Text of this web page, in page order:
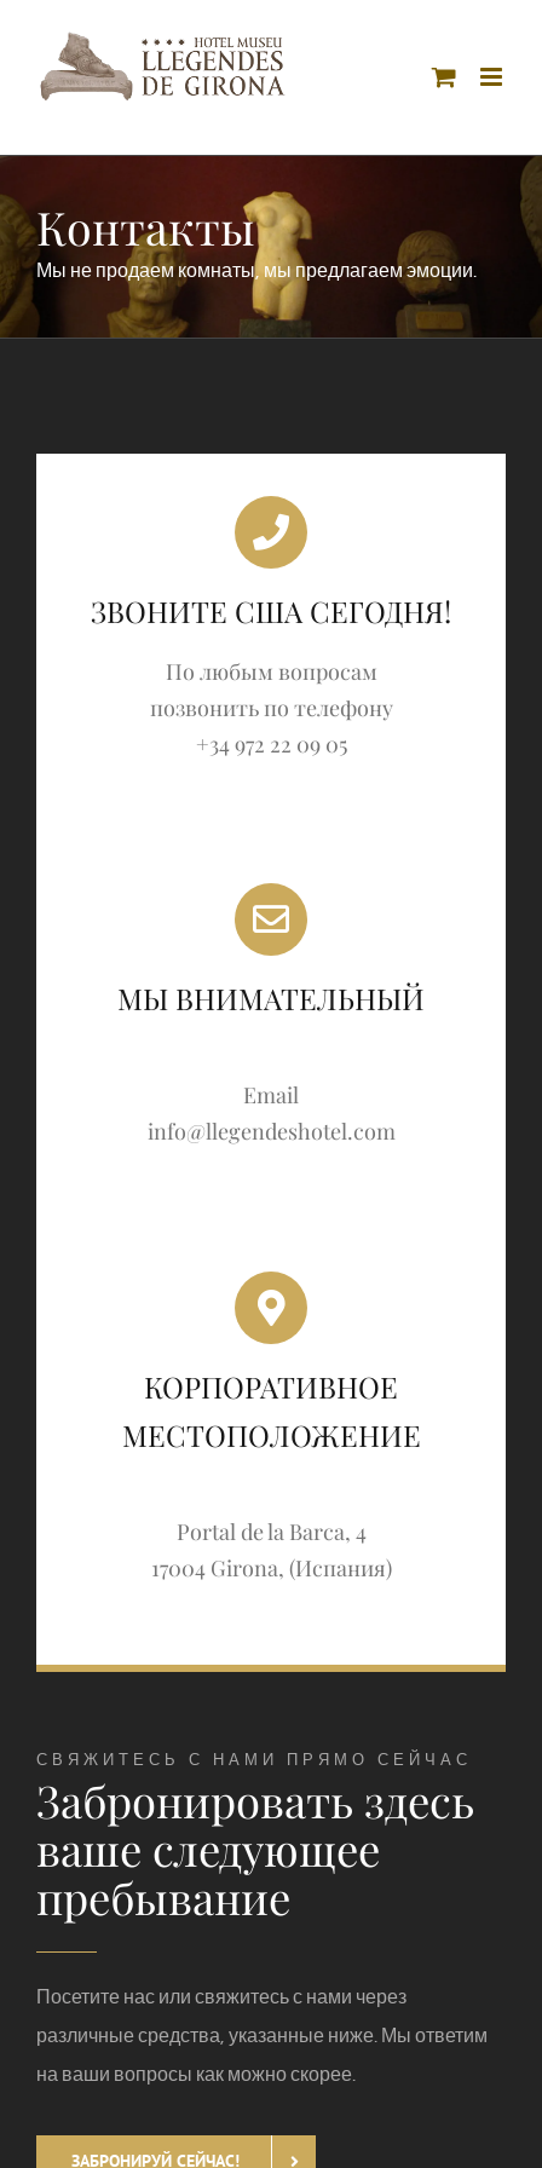
content
Контакты
Мы не продаем комнаты, мы предлагаем эмоции.
ЗВОНИТЕ США СЕГОДНЯ!
По любым вопросам
позвонить по телефону
+34 972 22 09 05
МЫ ВНИМАТЕЛЬНЫЙ
Email
info@llegendeshotel.com
КОРПОРАТИВНОЕ
МЕСТОПОЛОЖЕНИЕ
Portal de la Barca, 4
17004 Girona, (Испания)
СВЯЖИТЕСЬ С НАМИ ПРЯМО СЕЙЧАС
Забронировать здесь
ваше следующее
пребывание
Посетите нас или свяжитесь с нами через
различные средства, указанные ниже. Мы ответим
на ваши вопросы как можно скорее.
ЗАБРОНИРУЙ СЕЙЧАС!